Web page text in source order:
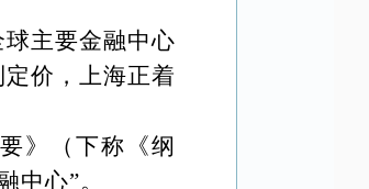
主要金融中心
价，上海正着
》（下称《纲
中心”。